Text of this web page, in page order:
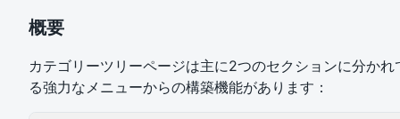
概要
カテゴリーツリーページは主に2つのセクションに分か
る強力なメニューからの構築機能があります：